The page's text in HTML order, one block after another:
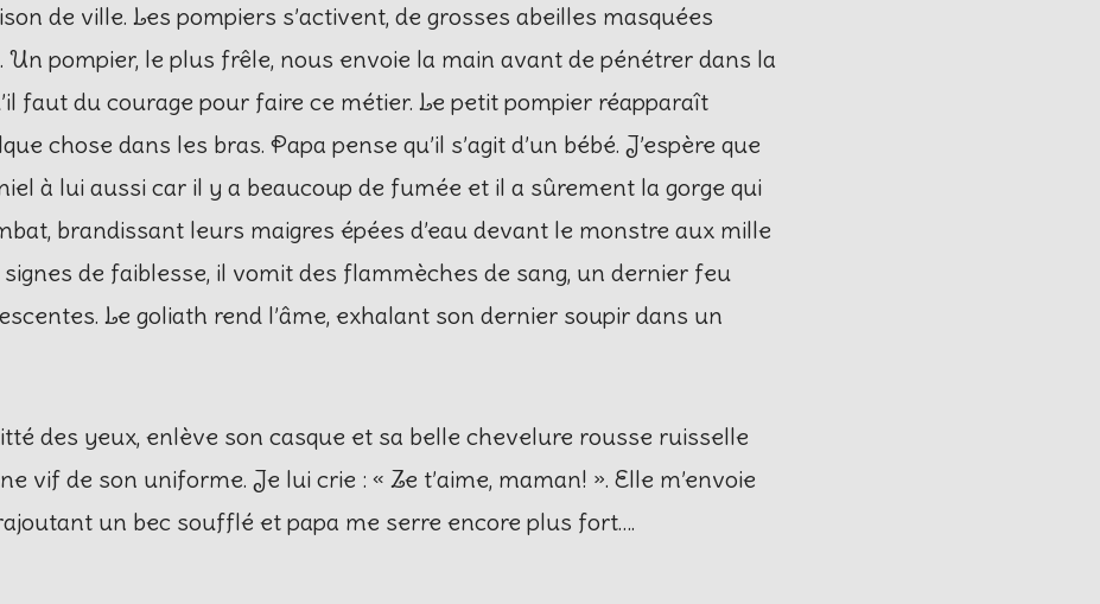
de ville. Les pompiers s’activent, de grosses abeilles masquées
pompier, le plus frêle, nous envoie la main avant de pénétrer dans la
faut du courage pour faire ce métier. Le petit pompier réapparaît
chose dans les bras. Papa pense qu’il s’agit d’un bébé. J’espère que
à lui aussi car il y a beaucoup de fumée et il a sûrement la gorge qui
brandissant leurs maigres épées d’eau devant le monstre aux mille
de faiblesse, il vomit des flammèches de sang, un dernier feu
Le goliath rend l’âme, exhalant son dernier soupir dans un
des yeux, enlève son casque et sa belle chevelure rousse ruisselle
vif de son uniforme. Je lui crie : « Ze t’aime, maman! ». Elle m’envoie
un bec soufflé et papa me serre encore plus fort….